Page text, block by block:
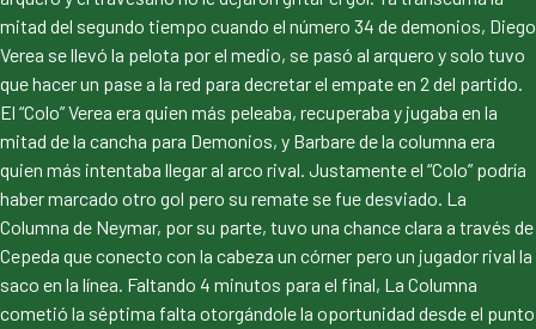
mitad del segundo tiempo cuando el número 34 de demonios, Diego
Verea se llevó la pelota por el medio, se pasó al arquero y solo tuvo
que hacer un pase a la red para decretar el empate en 2 del partido.
El “Colo” Verea era quien más peleaba, recuperaba y jugaba en la
mitad de la cancha para Demonios, y Barbare de la columna era
quien más intentaba llegar al arco rival. Justamente el “Colo” podría
haber marcado otro gol pero su remate se fue desviado. La
Columna de Neymar, por su parte, tuvo una chance clara a través de
Cepeda que conecto con la cabeza un córner pero un jugador rival la
saco en la línea. Faltando 4 minutos para el final, La Columna
cometió la séptima falta otorgándole la oportunidad desde el punto